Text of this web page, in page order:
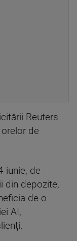
Reuters
de
iunie, de
din depozite,
de o
AI,